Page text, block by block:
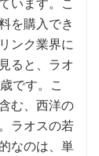
います。こ
を購入でき
ンク業界に
ると、ラオ
です。こ
む、西洋の
ラオスの若
なのは、単